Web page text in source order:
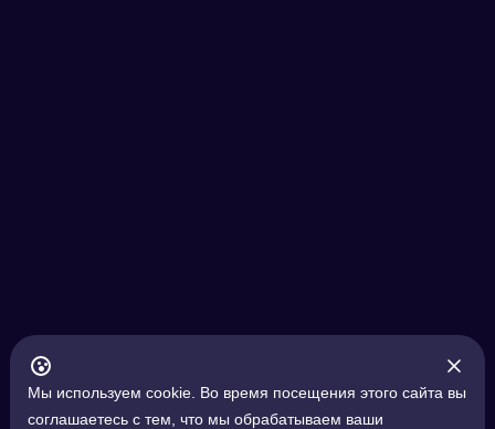
Мы используем cookie. Во время посещения этого сайта вы
соглашаетесь с тем, что мы обрабатываем ваши